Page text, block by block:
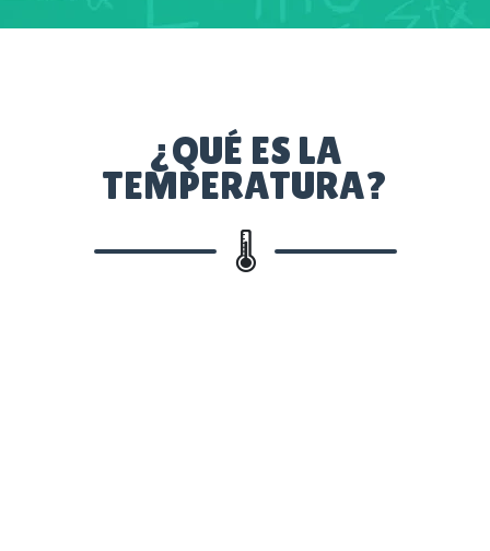
¿QUÉ ES LA
TEMPERATURA?
🌡️